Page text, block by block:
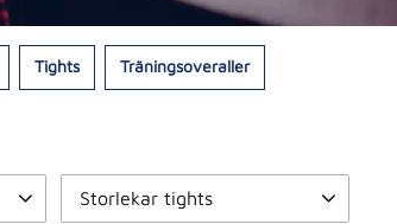
Tights Träningsoveraller
Storlekar tights